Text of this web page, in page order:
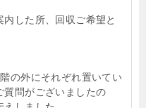
した所、回収ご希望と
の外にそれぞれ置いてい
質問がございましたの